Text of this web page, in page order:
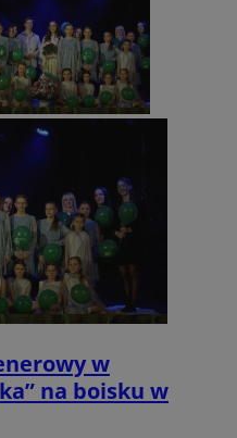
w
na boisku w